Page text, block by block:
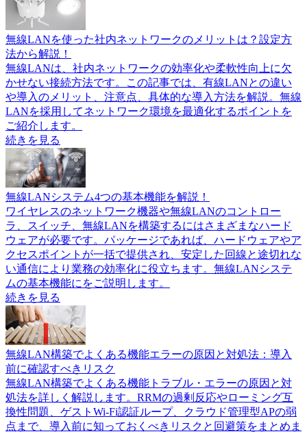
無線LANを使った社内ネットワークのメリットは？設定方
法から解説！
無線LANは、社内ネットワークの効率化や柔軟性向上に欠
かせない接続方法です。この記事では、有線LANとの違い
や導入のメリット、注意点、具体的な導入方法を解説。無線
LANを採用してネットワーク環境を最適化するポイントを
ご紹介します。
続きを見る
無線LANシステム4つの基本機能を解説！
ワイヤレスのネットワーク機器や無線LANのコントロー
ラ、スイッチ、無線LANを構築するにはさまざまなハード
ウェアが必要です。パッケージであれば、ハードウェアやア
クセスポイントが一括で提供され、安定した回線と途切れな
い通信により業務の効率化に役立ちます。無線LANシステ
ムの基本機能にをご説明します。
続きを見る
無線LAN構築でよくある機能エラーの原因と対処法：導入
前に確認すべきリスク
無線LAN構築でよくある機能トラブル・エラーの原因と対
処法を詳しく解説します。RRMの過剰反応やローミング互
換性問題、ゲストWi-Fi認証ループ、クラウド管理型APの弱
点まで、導入前に知っておくべきリスクと回避策をまとめま